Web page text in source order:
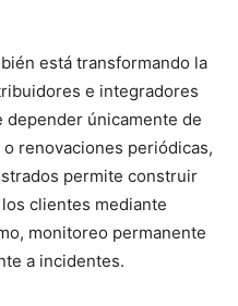
está transformando la
e integradores
depender únicamente de
renovaciones periódicas,
permite construir
clientes mediante
monitoreo permanente
a incidentes.